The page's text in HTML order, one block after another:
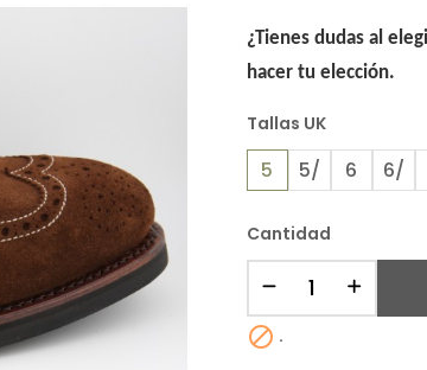
¿Tienes dudas al
hacer tu elección.
Tallas UK
5 5/ 6 6/
Cantidad
 .